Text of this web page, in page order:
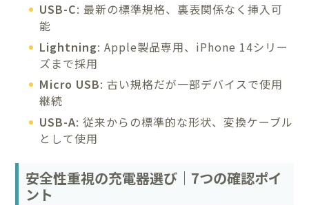
USB-C: 最新の標準規格、裏表関係なく挿入可
能
Lightning: Apple製品専用、iPhone 14シリー
ズまで採用
Micro USB: 古い規格だが一部デバイスで使用
継続
USB-A: 従来からの標準的な形状、変換ケーブル
として使用
安全性重視の充電器選び｜7つの確認ポイ
ント